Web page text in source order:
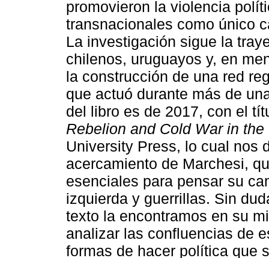
promovieron la violencia
transnacionales como único
La investigación sigue la
chilenos, uruguayos y, en
la construcción de una red
que actuó durante más de
del libro es de 2017, con el
Rebelion and Cold War in
University Press, lo cual nos
acercamiento de Marchesi,
esenciales para pensar su
izquierda y guerrillas. Sin
texto la encontramos en su
analizar las confluencias de
formas de hacer política que